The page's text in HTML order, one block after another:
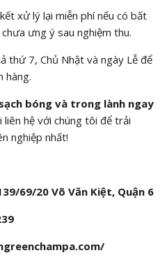
xử lý lại miễn phí nếu có bất
ưng ý sau nghiệm thu.
thứ 7, Chủ Nhật và ngày Lễ để
hàng.
bóng và trong lành ngay
hệ với chúng tôi để trải
nghiệp nhất!
69/20 Võ Văn Kiệt, Quận 6